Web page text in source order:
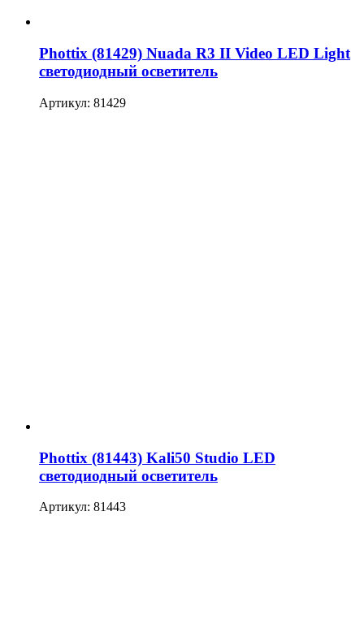
Phottix (81429) Nuada R3 II Video LED Light
светодиодный осветитель
Артикул: 81429
Phottix (81443) Kali50 Studio LED
светодиодный осветитель
Артикул: 81443